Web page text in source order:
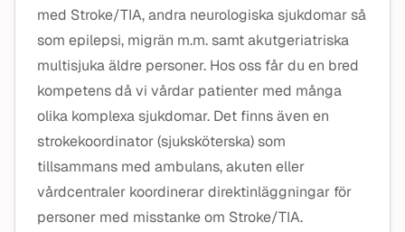
med Stroke/TIA, andra neurologiska sjukdomar så
som epilepsi, migrän m.m. samt akutgeriatriska
multisjuka äldre personer. Hos oss får du en bred
kompetens då vi vårdar patienter med många
olika komplexa sjukdomar. Det finns även en
strokekoordinator (sjuksköterska) som
tillsammans med ambulans, akuten eller
vårdcentraler koordinerar direktinläggningar för
personer med misstanke om Stroke/TIA.